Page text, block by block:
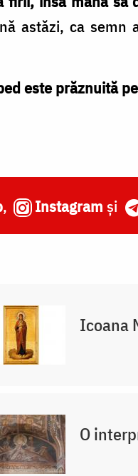
astăzi, ca semn
este prăznuită
, Instagram și
Icoana
O